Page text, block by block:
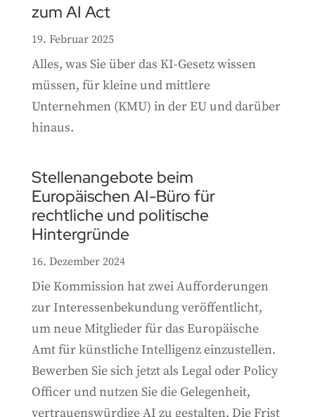
zum AI Act
19. Februar 2025
Alles, was Sie über das KI-Gesetz wissen
müssen, für kleine und mittlere
Unternehmen (KMU) in der EU und darüber
hinaus.
Stellenangebote beim
Europäischen AI-Büro für
rechtliche und politische
Hintergründe
16. Dezember 2024
Die Kommission hat zwei Aufforderungen
zur Interessenbekundung veröffentlicht,
um neue Mitglieder für das Europäische
Amt für künstliche Intelligenz einzustellen.
Bewerben Sie sich jetzt als Legal oder Policy
Officer und nutzen Sie die Gelegenheit,
vertrauenswürdige AI zu gestalten. Die Frist